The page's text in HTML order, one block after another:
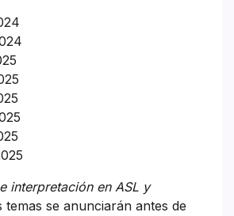
interpretación en ASL y
se anunciarán antes de